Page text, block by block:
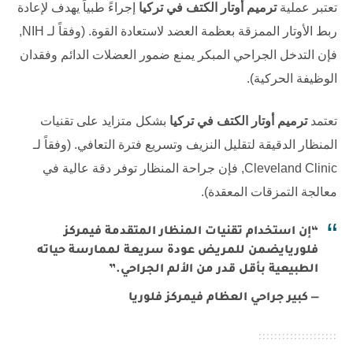
تعتبر عمليةترميم أوتار الكتف في تركيا إجراءً طبياً يهدف لإعادة
ربط الأوتار الممزقة بعظمة العضد لاستعادة القوة. (وفقاً لـ NIH
,
فإن التدخل الجراحي المبكر يمنع ضمور العضلات الدائم وفقدان
الوظيفة الحركية).
تعتمدترميم أوتار الكتف في تركيا بشكل متزايد على تقنيات
المنظار الدقيقة لتقليل النزيف وتسريع فترة التعافي. (وفقاً لـ
Cleveland Clinic, فإن جراحة المنظار توفر دقة عالية في
معالجة التمزقات المعقدة).
“إن استخدام تقنيات المنظار المتقدمة فيمركز
فلوريايضمن للمريض عودة سريعة لممارسة حياته
الطبيعية بأقل قدر من الألم الجراحي.”
— كبير جراحي العظام فيمركز فلوريا